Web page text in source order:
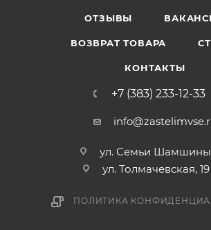
ОТЗЫВЫ
ВОЗВРАТ ТОВАРА
КОНТАКТЫ
+7 (383) 233-12-33
ул. Семьи
ул. Толмачевская,
ПОЛИТИКА